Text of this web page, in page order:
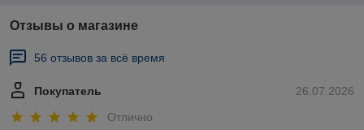
Отзывы о магазине
56 отзывов за всё время
26.07.2026
Покупатель
Отлично